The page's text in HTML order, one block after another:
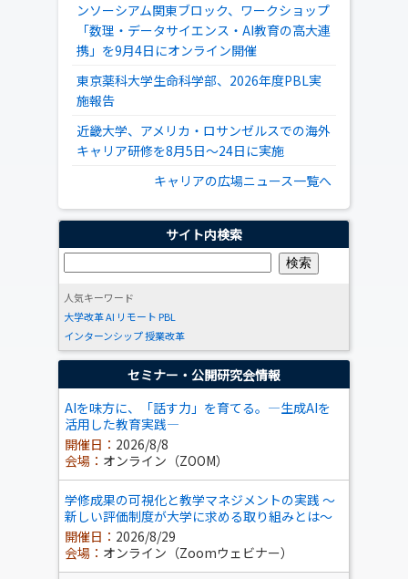
ンソーシアム関東ブロック、ワークショップ
「数理・データサイエンス・AI教育の高大連
携」を9月4日にオンライン開催
東京薬科大学生命科学部、2026年度PBL実
施報告
近畿大学、アメリカ・ロサンゼルスでの海外
キャリア研修を8月5日～24日に実施
キャリアの広場ニュース一覧へ
サイト内検索
人気キーワード
大学改革AI リモート PBL
インターンシップ授業改革
セミナー・公開研究会情報
AIを味方に、「話す力」を育てる。―生成AIを
活用した教育実践―
開催日： 2026/8/8
会場： オンライン（ZOOM）
学修成果の可視化と教学マネジメントの実践 ～
新しい評価制度が大学に求める取り組みとは～
開催日： 2026/8/29
会場： オンライン（Zoomウェビナー）